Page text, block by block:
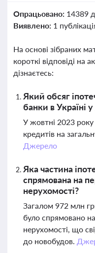
Опрацьовано: 14389
Виявлено: 1
На основі зібраних
короткі відповіді на
дізнаєтесь:
Який обсяг
банки в Україні
У жовтні 2023
кредитів на
Джерело
Яка частина
спрямована на
нерухомості?
Загалом 972 млн
було спрямовано
нерухомості, що
до новобудов.